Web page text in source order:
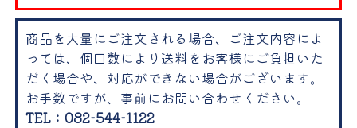
商品を大量にご注文される場合、ご注文内容によ
っては、個口数により送料をお客様にご負担いた
だく場合や、対応ができない場合がございます。
お手数ですが、事前にお問い合わせください。
TEL：082-544-1122